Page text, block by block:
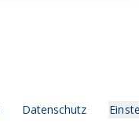
Datenschutz